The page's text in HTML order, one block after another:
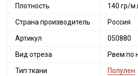
Плотность 140 гр/
Страна производитель Россия
Артикул 050880
Вид отреза Рвем по
Тип ткани Полулен